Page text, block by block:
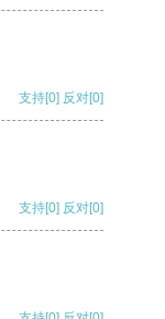
支持[0] 反对[0]
支持[0] 反对[0]